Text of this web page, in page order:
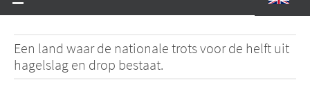
Een land waar de nationale trots voor de helft uit
hagelslag en drop bestaat.